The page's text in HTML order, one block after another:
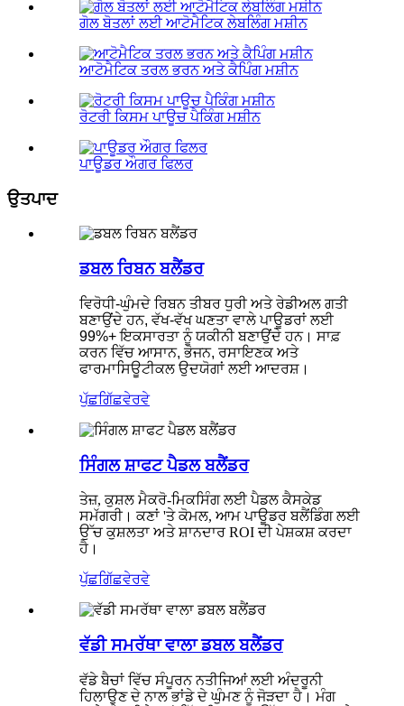
ਗੋਲ ਬੋਤਲਾਂ ਲਈ ਆਟੋਮੈਟਿਕ ਲੇਬਲਿੰਗ ਮਸ਼ੀਨ
ਆਟੋਮੈਟਿਕ ਤਰਲ ਭਰਨ ਅਤੇ ਕੈਪਿੰਗ ਮਸ਼ੀਨ
ਰੋਟਰੀ ਕਿਸਮ ਪਾਊਚ ਪੈਕਿੰਗ ਮਸ਼ੀਨ
ਪਾਊਡਰ ਔਗਰ ਫਿਲਰ
ਉਤਪਾਦ
ਡਬਲ ਰਿਬਨ ਬਲੈਂਡਰ
ਵਿਰੋਧੀ-ਘੁੰਮਦੇ ਰਿਬਨ ਤੀਬਰ ਧੁਰੀ ਅਤੇ ਰੇਡੀਅਲ ਗਤੀ
ਬਣਾਉਂਦੇ ਹਨ, ਵੱਖ-ਵੱਖ ਘਣਤਾ ਵਾਲੇ ਪਾਊਡਰਾਂ ਲਈ
99%+ ਇਕਸਾਰਤਾ ਨੂੰ ਯਕੀਨੀ ਬਣਾਉਂਦੇ ਹਨ। ਸਾਫ਼
ਕਰਨ ਵਿੱਚ ਆਸਾਨ, ਭੋਜਨ, ਰਸਾਇਣਕ ਅਤੇ
ਫਾਰਮਾਸਿਊਟੀਕਲ ਉਦਯੋਗਾਂ ਲਈ ਆਦਰਸ਼।
ਪੁੱਛਗਿੱਛਵੇਰਵੇ
ਸਿੰਗਲ ਸ਼ਾਫਟ ਪੈਡਲ ਬਲੈਂਡਰ
ਤੇਜ਼, ਕੁਸ਼ਲ ਮੈਕਰੋ-ਮਿਕਸਿੰਗ ਲਈ ਪੈਡਲ ਕੈਸਕੇਡ
ਸਮੱਗਰੀ। ਕਣਾਂ 'ਤੇ ਕੋਮਲ, ਆਮ ਪਾਊਡਰ ਬਲੈਂਡਿੰਗ ਲਈ
ਉੱਚ ਕੁਸ਼ਲਤਾ ਅਤੇ ਸ਼ਾਨਦਾਰ ROI ਦੀ ਪੇਸ਼ਕਸ਼ ਕਰਦਾ
ਹੈ।
ਪੁੱਛਗਿੱਛਵੇਰਵੇ
ਵੱਡੀ ਸਮਰੱਥਾ ਵਾਲਾ ਡਬਲ ਬਲੈਂਡਰ
ਵੱਡੇ ਬੈਚਾਂ ਵਿੱਚ ਸੰਪੂਰਨ ਨਤੀਜਿਆਂ ਲਈ ਅੰਦਰੂਨੀ
ਹਿਲਾਉਣ ਦੇ ਨਾਲ ਭਾਂਡੇ ਦੇ ਘੁੰਮਣ ਨੂੰ ਜੋੜਦਾ ਹੈ। ਮੰਗ